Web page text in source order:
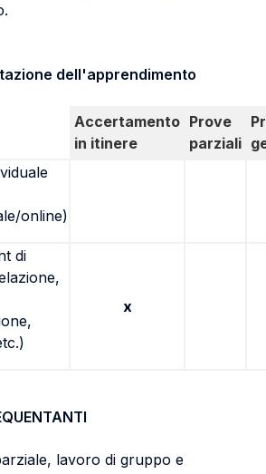
dell'apprendimento
Accertamento
in itinere
Prove
parziali
online)
di
x
lavoro di gruppo e